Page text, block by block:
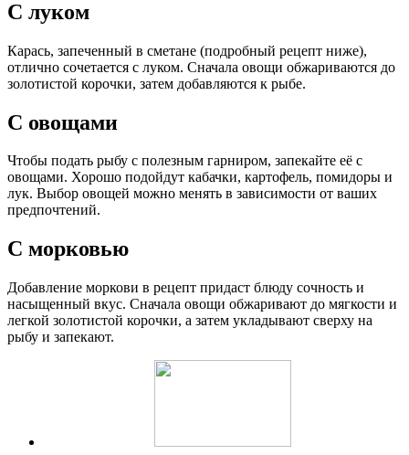
С луком
Карась, запеченный в сметане (подробный рецепт ниже),
отлично сочетается с луком. Сначала овощи обжариваются до
золотистой корочки, затем добавляются к рыбе.
С овощами
Чтобы подать рыбу с полезным гарниром, запекайте её с
овощами. Хорошо подойдут кабачки, картофель, помидоры и
лук. Выбор овощей можно менять в зависимости от ваших
предпочтений.
С морковью
Добавление моркови в рецепт придаст блюду сочность и
насыщенный вкус. Сначала овощи обжаривают до мягкости и
легкой золотистой корочки, а затем укладывают сверху на
рыбу и запекают.